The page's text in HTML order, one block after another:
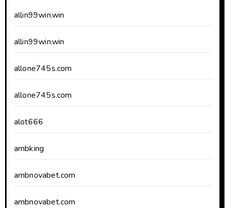
allin99win.win
allin99win.win
allone745s.com
allone745s.com
alot666
ambking
ambnovabet.com
ambnovabet.com